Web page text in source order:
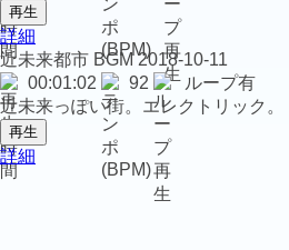
再生
詳細
近未来都市 BGM 2018-10-11
00:01:02
92
ループ有
近未来っぽい街。エレクトリック。
再生
詳細